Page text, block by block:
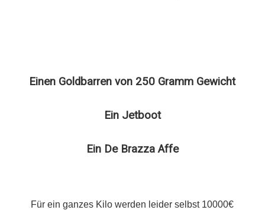
Einen Goldbarren von 250 Gramm Gewicht
Ein Jetboot
Ein De Brazza Affe
Für ein ganzes Kilo werden leider selbst 10000€